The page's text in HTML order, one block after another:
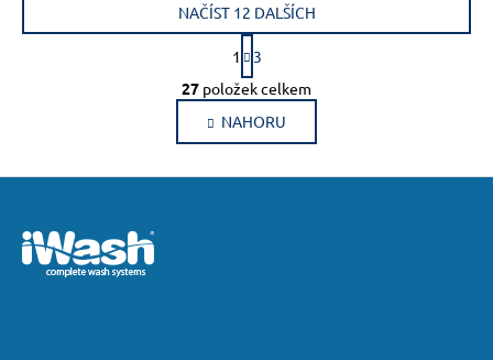
O
v
l
á
d
NAČÍST 12 DALŠÍCH
S
t
r
á
n
k
1
3
27 položek celkem
NAHORU